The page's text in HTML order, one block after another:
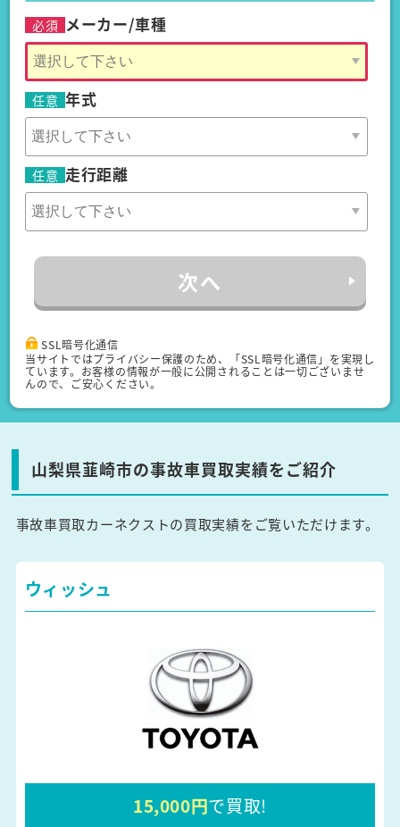
必須 メーカー/車種
任意 年式
任意 走行距離
次へ
SSL暗号化通信
当サイトではプライバシー保護のため、「SSL暗号化通信」を実現し
ています。お客様の情報が一般に公開されることは一切ございませ
んので、ご安心ください。
山梨県韮崎市の事故車買取実績をご紹介
事故車買取カーネクストの買取実績をご覧いただけます。
ウィッシュ
15,000円で買取!